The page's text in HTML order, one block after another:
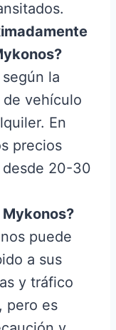
la
vehículo
En
precios
desde 20-30
puede
a sus
y tráfico
pero es